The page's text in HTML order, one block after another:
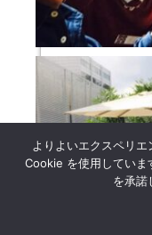
よりよいエクスペリ
Cookie を使用していま
を承諾